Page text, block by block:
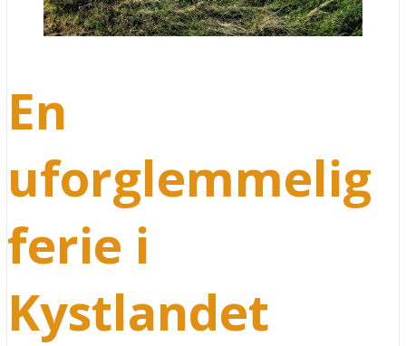
En
uforglemmelig
ferie i
Kystlandet